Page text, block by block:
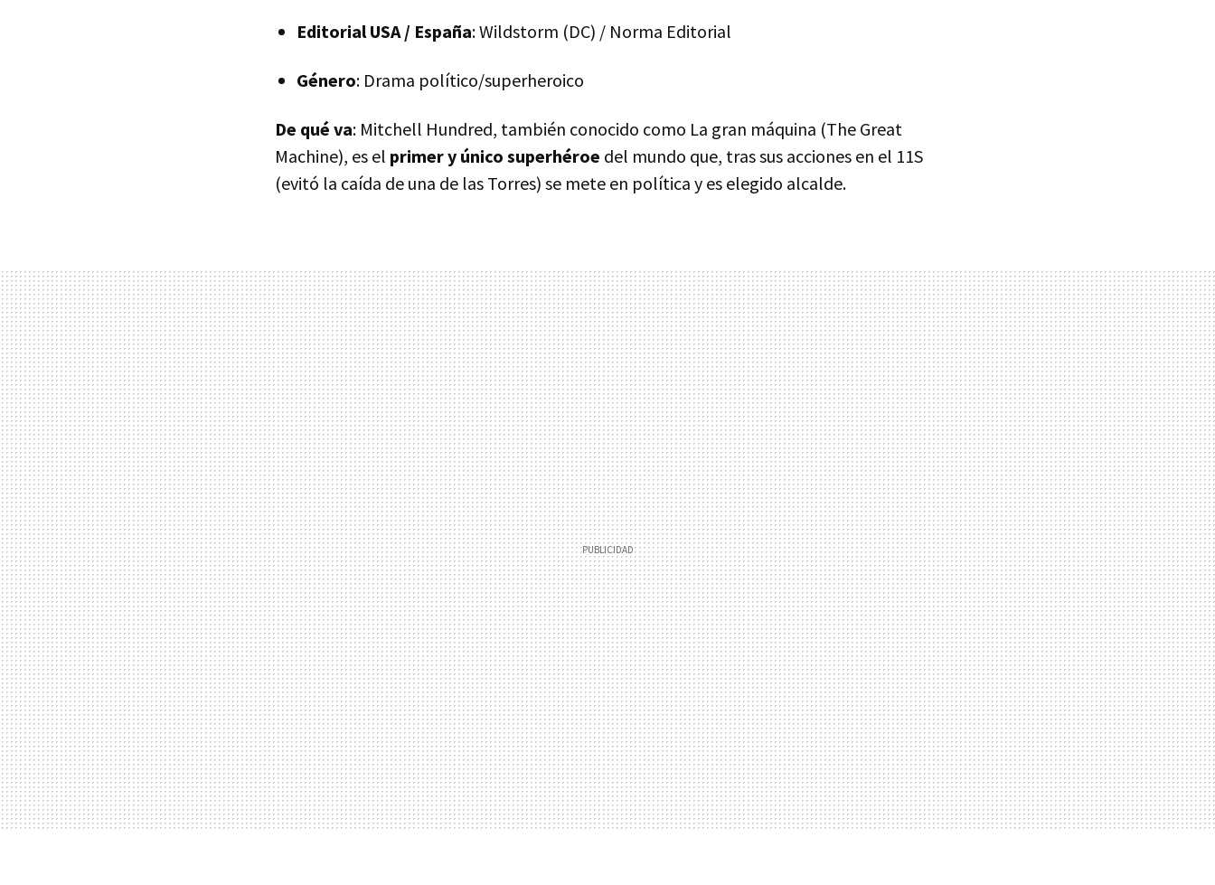
EditorialUSA/ España: Wildstorm (DC) / Norma Editorial
Género: Drama político/superheroico
De qué va: Mitchell Hundred, también conocido como La gran máquina (The Great
Machine), es el primer y único superhéroe del mundo que, tras sus acciones en el 11S
(evitó la caída de una de las Torres) se mete en política y es elegido alcalde.